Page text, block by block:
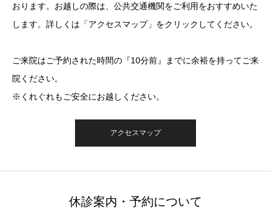
おります。お越しの際は、公共交通機関をご利用をおすすめいた
します。詳しくは「アクセスマップ」をクリックしてください。
ご来院はご予約された時間の『10分前』までに余裕を持ってご来
院ください。
※くれぐれもご安全にお越しください。
アクセスマップ
休診案内・予約について